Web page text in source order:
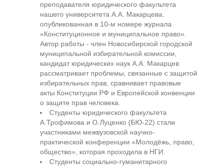
преподавателя юридического факультета
нашего университета А.А. Макарцева,
опубликованная в 10-м номере журнала
«Конституционное и муниципальное право».
Автор работы - член Новосибирской городской
муниципальной избирательной комиссии,
кандидат юридических наук А.А. Макарцев
рассматривает проблемы, связанные с защитой
избирательных прав, сравнивает правовые
акты Конституции РФ и Европейской конвенции
о защите прав человека.
Студенты юридического факультета
А.Трофимова и О.Луценко (БЮ-22) стали
участниками межвузовской научно-
практической конференции «Молодёжь, право,
общество», которая проходила в НГИ.
Студенты социально-гуманитарного